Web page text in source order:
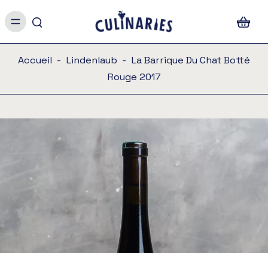
Accueil - Lindenlaub - La Barrique Du Chat Botté
Rouge 2017